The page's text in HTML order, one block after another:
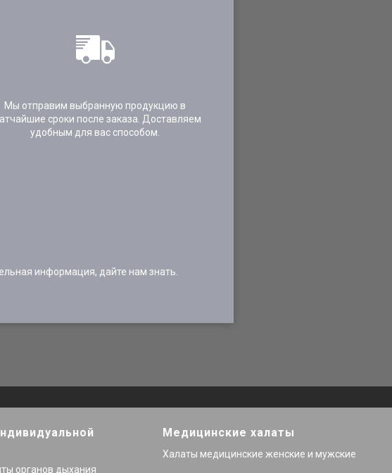
Мы отправим выбранную продукцию в
сроки после заказа. Доставляем
удобным для вас способом.
информация, дайте нам знать.
органов дыхания
Медицинские халаты
Халаты медицинские женские и мужские